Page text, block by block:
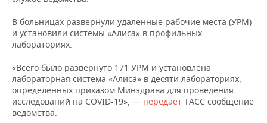
ОТКРЫТАЯ ЛЕКЦИЯ
БАСКЕТБОЛ
ВОЛЕЙБОЛ
КИБЕРСПОРТ
ФИГУРНОЕ КАТАНИЕ
ИНФРАСТРУКТУРА
ИСТОРИЯ
КУЛЬТУРА
МЕДИЦИНА
СПРАВОЧНИК
СПИСОК ПЕРСОН
СПИСОК КОМПАНИЙ
ПОЛНАЯ ВЕРСИЯ
В больницах развернули удаленные рабочие места (УРМ)
и установили системы «Алиса» в профильных
лабораториях.
«Всего было развернуто 171 УРМ и установлена
лабораторная система «Алиса» в десяти лабораториях,
определенных приказом Минздрава для проведения
исследований на COVID-19», — передает ТАСС сообщение
ведомства.